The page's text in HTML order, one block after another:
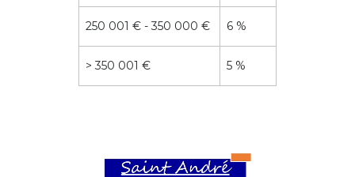
250 001 € - 350 000 € 6 %
> 350 001 € 5 %